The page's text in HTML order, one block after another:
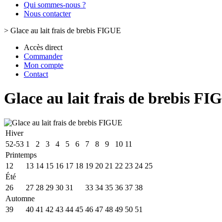
Qui sommes-nous ?
Nous contacter
> Glace au lait frais de brebis FIGUE
Accès direct
Commander
Mon compte
Contact
Glace au lait frais de brebis
Hiver
52-53 1 2 3 4 5 6 7 8 9 10 11
Printemps
12
13 14 15 16 17 18 19 20 21 22 23 24 25
Été
26
27 28 29 30 31 33 34 35 36 37 38
Automne
39
40 41 42 43 44 45 46 47 48 49 50 51